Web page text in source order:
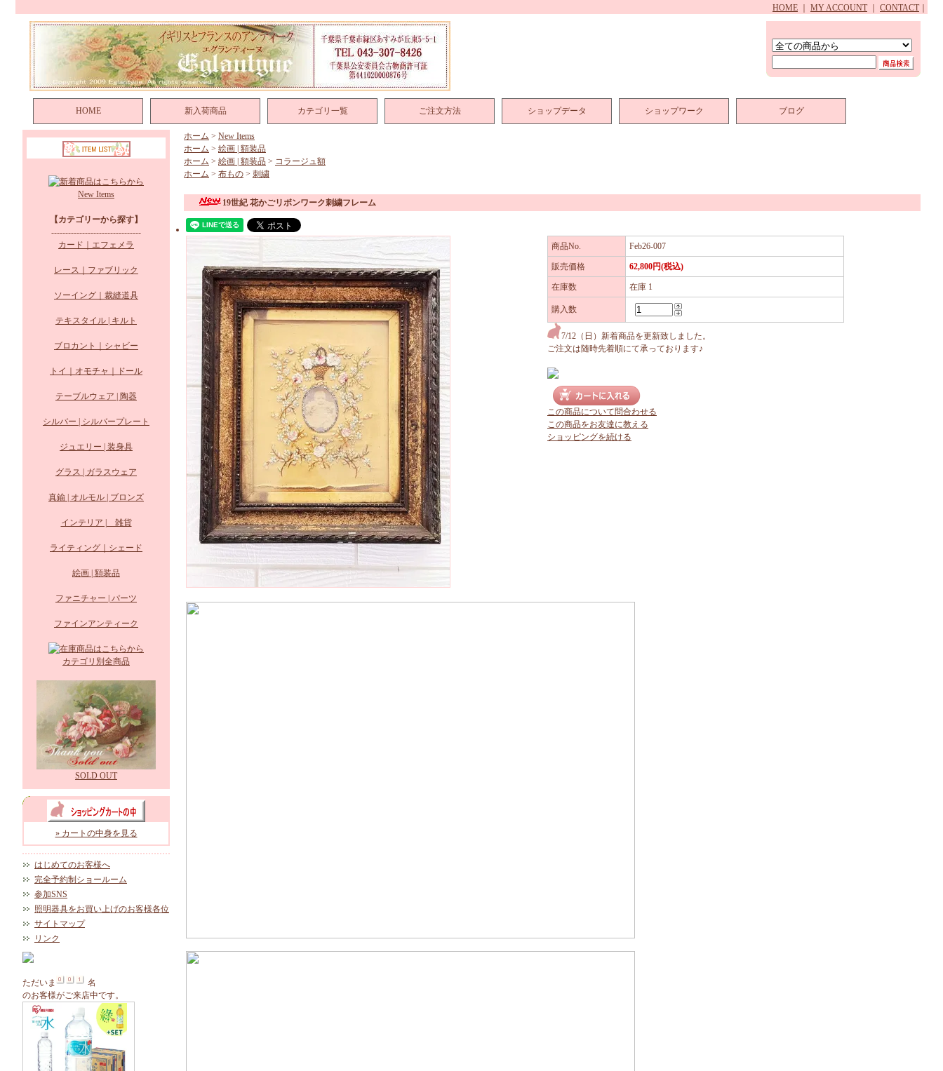
HOME MY ACCOUNT CONTACT
HOME 新入荷商品 カテゴリ一覧 ご注文方法 ショップデータ ショップワーク ブログ
New Items
【カテゴリーから探す】
--------------------------------
カード｜エフェメラ
レース｜ファブリック
ソーイング｜裁縫道具
テキスタイル | キルト
ブロカント｜シャビー
トイ｜オモチャ｜ドール
テーブルウェア | 陶器
シルバー | シルバープレート
ジュエリー | 装身具
グラス | ガラスウェア
真鍮 | オルモル | ブロンズ
インテリア | 雑貨
ライティング｜シェード
絵画 | 額装品
ファニチャー | パーツ
ファインアンティーク
カテゴリ別全商品
SOLD OUT
» カートの中身を見る
はじめてのお客様へ
完全予約制ショールーム
参加SNS
照明器具をお買い上げのお客様各位
サイトマップ
リンク
ただいま
名
のお客様がご来店中です。
ホーム > New Items
ホーム > 絵画 | 額装品
ホーム > 絵画 | 額装品 > コラージュ額
ホーム > 布もの > 刺繍
19世紀 花かごリボンワーク刺繍フレーム
商品No. Feb26-007
販売価格 62,800円(税込)
在庫数 在庫 1
購入数
7/12（日）新着商品を更新致しました。
ご注文は随時先着順にて承っております♪
この商品について問合わせる
この商品をお友達に教える
ショッピングを続ける